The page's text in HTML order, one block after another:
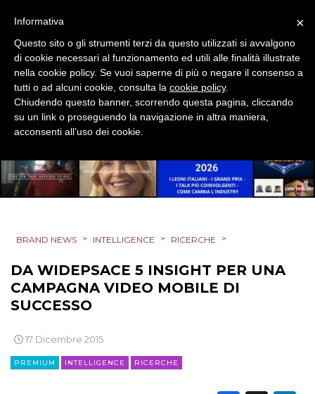
DESIGN
EVENTI
MOBILE
PROMOZIONI
PRODOTTI
STRATEGIE
CINEMA
BRAND NEWS > INTELLIGENCE > RICERCHE >
DA WIDEPSACE 5 INSIGHT PER UNA
CAMPAGNA VIDEO MOBILE DI
SUCCESSO
17 Dicembre 2015
PREMIUM INTELLIGENCE RICERCHE
×
Informativa
Questo sito o gli strumenti terzi da questo utilizzati si avvalgono
di cookie necessari al funzionamento ed utili alle finalità illustrate
nella cookie policy. Se vuoi saperne di più o negare il consenso a
tutti o ad alcuni cookie, consulta la cookie policy.
Chiudendo questo banner, scorrendo questa pagina, cliccando
su un link o proseguendo la navigazione in altra maniera,
acconsenti all’uso dei cookie.